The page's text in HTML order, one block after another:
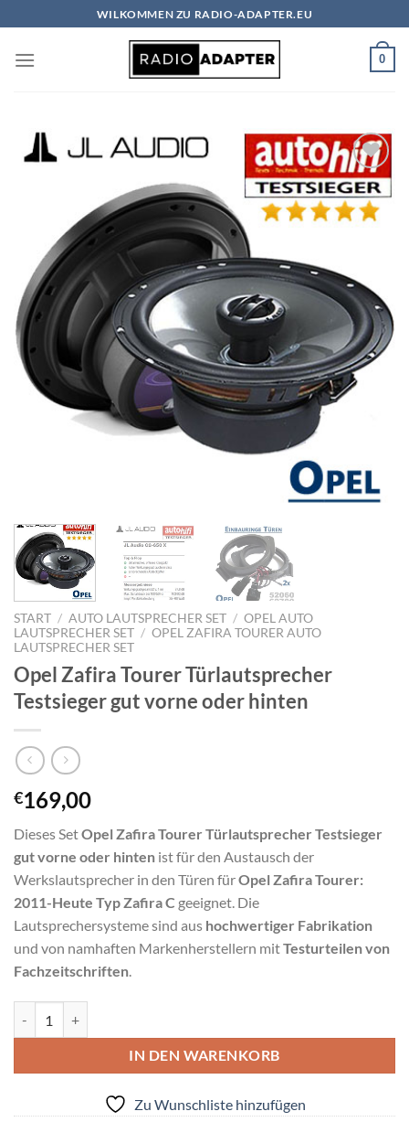
Inhalt
springen
WILKOMMEN ZU RADIO-ADAPTER.EU
0
Zu
Wunschliste
hinzufügen
START / AUTO LAUTSPRECHER SET / OPEL AUTO
LAUTSPRECHER SET / OPEL ZAFIRA TOURER AUTO
LAUTSPRECHER SET
Opel Zafira Tourer Türlautsprecher
Testsieger gut vorne oder hinten
€169,00
Dieses SetOpel Zafira Tourer Türlautsprecher Testsieger
gut vorne oder hinten ist für den Austausch der
Werkslautsprecher in den Türen fürOpel Zafira Tourer:
2011-Heute Typ Zafira C geeignet. Die
Lautsprechersysteme sind aus hochwertiger Fabrikation
und von namhaften Markenherstellern mitTesturteilen von
Fachzeitschriften.
IN DEN WARENKORB
Zu Wunschliste hinzufügen